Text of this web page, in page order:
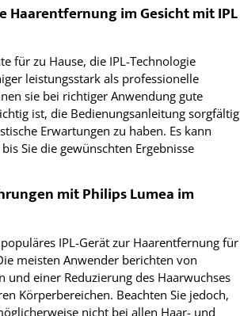
Haarentfernung im Gesicht mit IPL
für zu Hause, die IPL-Technologie
leistungsstark als professionelle
sie bei richtiger Anwendung gute
ist, die Bedienungsanleitung sorgfältig
Erwartungen zu haben. Es kann
Sie die gewünschten Ergebnisse
mit Philips Lumea im
IPL-Gerät zur Haarentfernung für
meisten Anwender berichten von
und einer Reduzierung des Haarwuchses
Körperbereichen. Beachten Sie jedoch,
nicht bei allen Haar- und